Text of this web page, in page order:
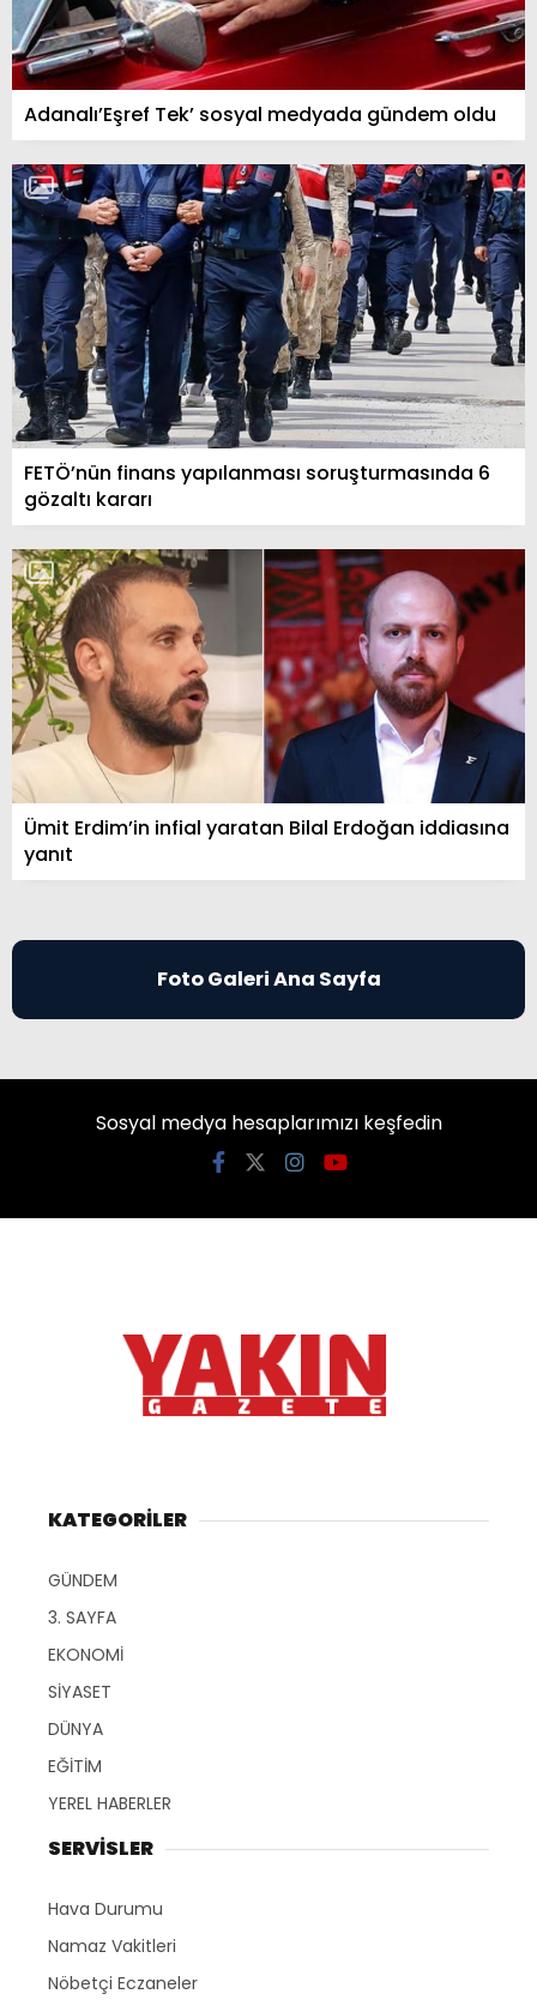
Adanalı’Eşref Tek’ sosyal medyada gündem oldu
FETÖ’nün finans yapılanması soruşturmasında 6
gözaltı kararı
Ümit Erdim’in infial yaratan Bilal Erdoğan iddiasına
yanıt
Foto Galeri Ana Sayfa
Sosyal medya hesaplarımızı keşfedin
KATEGORİLER
GÜNDEM
3. SAYFA
EKONOMİ
SİYASET
DÜNYA
EĞİTİM
YEREL HABERLER
SERVİSLER
Hava Durumu
Namaz Vakitleri
Nöbetçi Eczaneler